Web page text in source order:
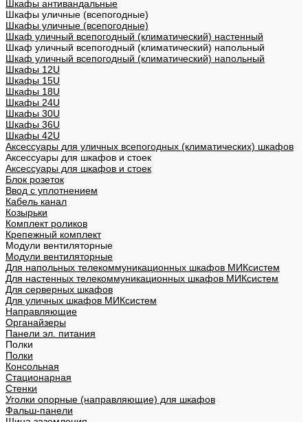
Шкафы антивандальные
Шкафы уличные (всепогодные)
Шкафы уличные (всепогодные)
Шкаф уличный всепогодный (климатический) настенный
Шкаф уличный всепогодный (климатический) напольный
Шкаф уличный всепогодный (климатический) напольный
Шкафы 12U
Шкафы 15U
Шкафы 18U
Шкафы 24U
Шкафы 30U
Шкафы 36U
Шкафы 42U
Аксессуары для уличных всепогодных (климатических) шкафов
Аксессуары для шкафов и стоек
Аксессуары для шкафов и стоек
Блок розеток
Ввод с уплотнением
Кабель канал
Козырьки
Комплект роликов
Крепежный комплект
Модули вентиляторные
Модули вентиляторные
Для напольных телекоммуникационных шкафов МИКсистем
Для настенных телекоммуникационных шкафов МИКсистем
Для серверных шкафов
Для уличных шкафов МИКсистем
Направляющие
Органайзеры
Панели эл. питания
Полки
Полки
Консольная
Стационарная
Стенки
Уголки опорные (направляющие) для шкафов
Фальш-панели